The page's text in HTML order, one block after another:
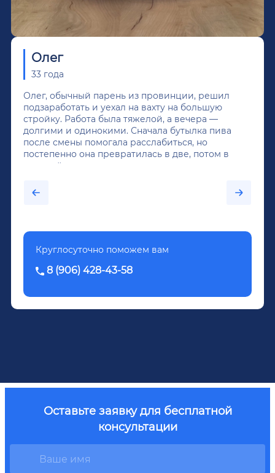
Олег
33 года
Олег, обычный парень из провинции, решил
подзаработать и уехал на вахту на большую
стройку. Работа была тяжелой, а вечера —
долгими и одинокими. Сначала бутылка пива
после смены помогала расслабиться, но
постепенно она превратилась в две, потом в
крепкий алкоголь, и вот он уже пил почти
было назначено кодирование по методу
Довженко.
Круглосуточно поможем вам
8 (906) 428-43-58
Оставьте заявку для бесплатной
консультации